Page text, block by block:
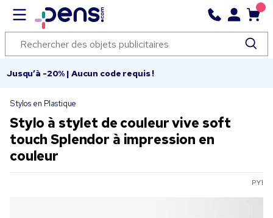
Jusqu’à -20% | Aucun code requis !
Stylos en Plastique
Stylo à stylet de couleur vive soft
touch Splendor à impression en
couleur
PY1